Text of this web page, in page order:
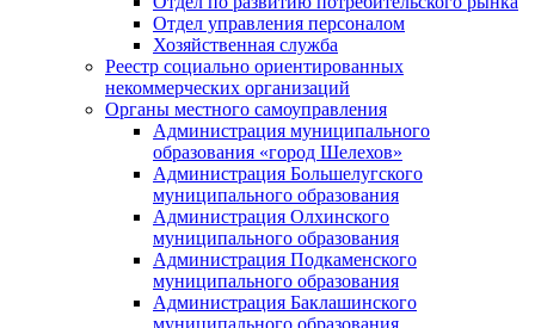
Отдел управления персоналом
Хозяйственная служба
Реестр социально ориентированных
некоммерческих организаций
Органы местного самоуправления
Администрация муниципального
образования «город Шелехов»
Администрация Большелугского
муниципального образования
Администрация Олхинского
муниципального образования
Администрация Подкаменского
муниципального образования
Администрация Баклашинского
муниципального образования